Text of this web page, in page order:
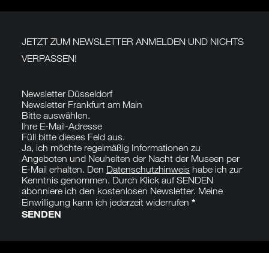
JETZT ZUM NEWSLETTER ANMELDEN UND NICHTS
VERPASSEN!
Section
Newsletter Düsseldorf
Newsletter Frankfurt am Main
Bitte auswählen.
Füll bitte dieses Feld aus.
Ja, ich möchte regelmäßig Informationen zu
Angeboten und Neuheiten der Nacht der Museen per
E-Mail erhalten. Den Datenschutzhinweis habe ich zur
Kenntnis genommen. Durch Klick auf SENDEN
abonniere ich den kostenlosen Newsletter. Meine
Einwilligung kann ich jederzeit widerrufen *
SENDEN